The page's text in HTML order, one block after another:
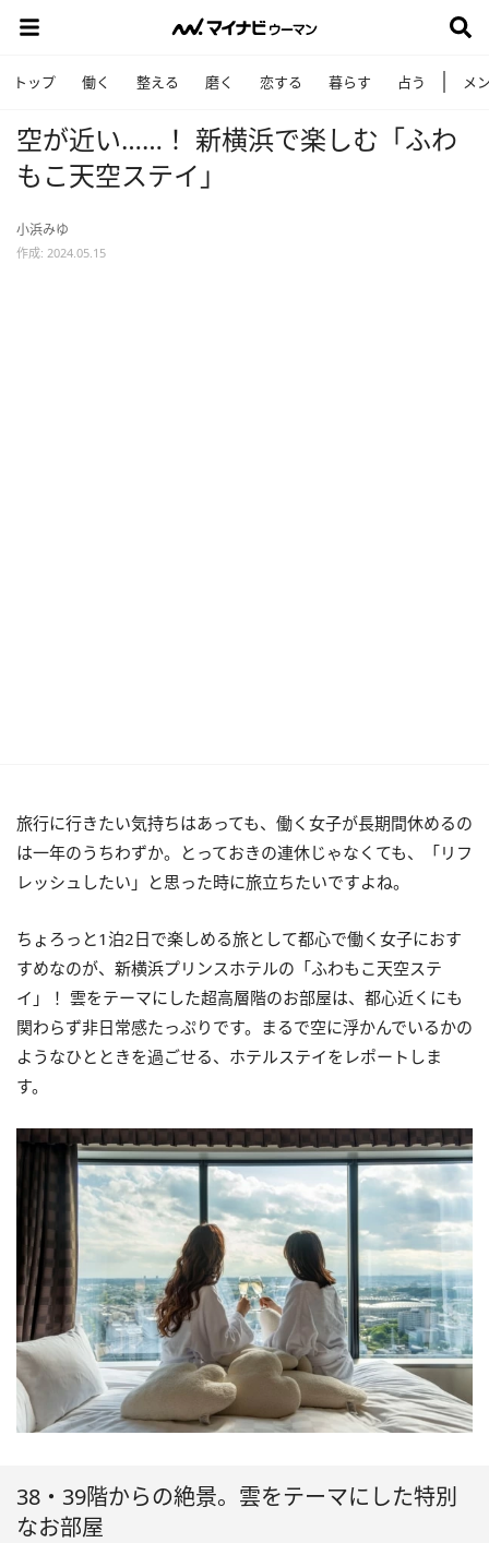
トップ 働く 整える 磨く 恋する 暮らす 占う メ
空が近い……！ 新横浜で楽しむ「ふわ
もこ天空ステイ」
小浜みゆ
作成: 2024.05.15
旅行に行きたい気持ちはあっても、働く女子が長期間休めるの
は一年のうちわずか。とっておきの連休じゃなくても、「リフ
レッシュしたい」と思った時に旅立ちたいですよね。
ちょろっと1泊2日で楽しめる旅として都心で働く女子におす
すめなのが、新横浜プリンスホテルの「ふわもこ天空ステ
イ」！ 雲をテーマにした超高層階のお部屋は、都心近くにも
関わらず非日常感たっぷりです。まるで空に浮かんでいるかの
ようなひとときを過ごせる、ホテルステイをレポートしま
す。
38・39階からの絶景。雲をテーマにした特別
なお部屋